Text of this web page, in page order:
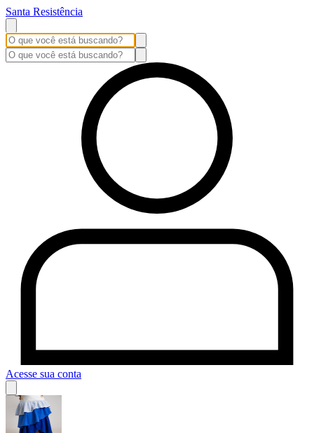
Santa Resistência
Acesse sua conta